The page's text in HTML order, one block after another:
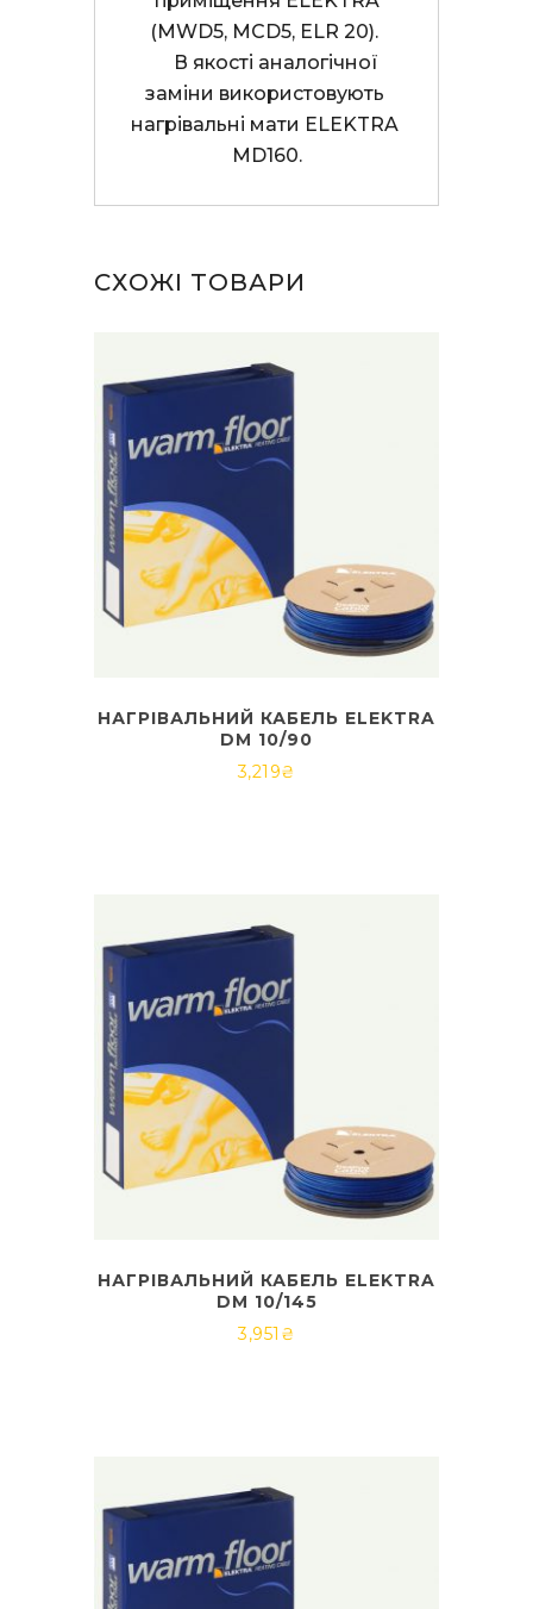
(MWD5, MCD5, ELR 20).
заміни використовують
нагрівальні мати ELEKTRA
MD160.
СХОЖІ ТОВАРИ
НАГРІВАЛЬНИЙ КАБЕЛЬ ELEKTRA
DM 10/90
3,219₴
НАГРІВАЛЬНИЙ КАБЕЛЬ ELEKTRA
DM 10/145
3,951 ₴